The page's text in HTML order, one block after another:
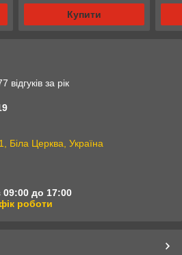
Купити
за рік
Біла Церква, Україна
09:00 до 17:00
роботи